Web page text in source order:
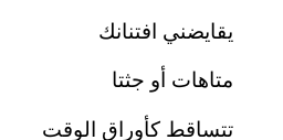
يقايضني افتنانك
متاهات أو جثتا
تتساقط كأوراق الوقت